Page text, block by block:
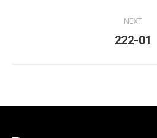
commentaireNEXT
Projets
222-01